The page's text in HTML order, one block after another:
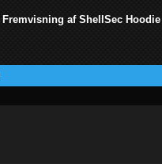
Fremvisning af ShellSec Hoodie